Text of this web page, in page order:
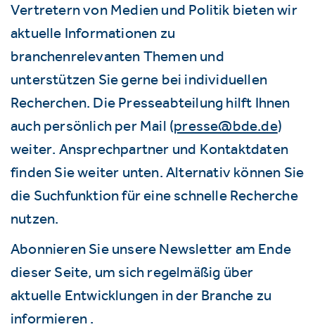
Vertretern von Medien und Politik bieten wir
aktuelle Informationen zu
branchenrelevanten Themen und
unterstützen Sie gerne bei individuellen
Recherchen. Die Presseabteilung hilft Ihnen
auch persönlich per Mail (presse@bde.de)
weiter. Ansprechpartner und Kontaktdaten
finden Sie weiter unten. Alternativ können Sie
die Suchfunktion für eine schnelle Recherche
nutzen.
Abonnieren Sie unsere Newsletter am Ende
dieser Seite, um sich regelmäßig über
aktuelle Entwicklungen in der Branche zu
informieren .